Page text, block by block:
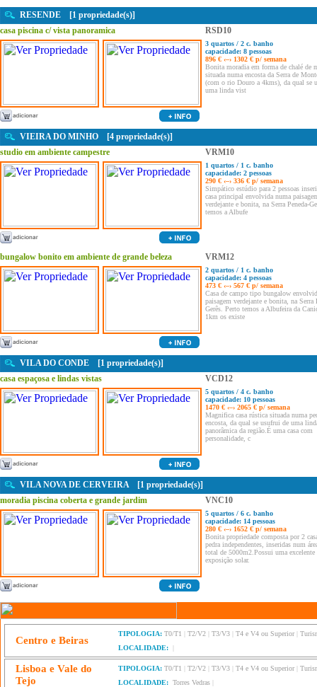
RESENDE [1 propriedade(s)]
casa piscina c/ vista panoramica
RSD10
3 quartos / 2 c. banho
capacidade: 8 pessoas
896 € ‹–› 1302 € p/ semana
Bonita moradia em forma de chalé de
situada numa encosta da Serra de
(com o rio Douro a 4kms), da qual se
uma linda vist
VIEIRA DO MINHO [4 propriedade(s)]
studio em ambiente campestre
VRM10
1 quartos / 1 c. banho
capacidade: 2 pessoas
290 € ‹–› 336 € p/ semana
Simpático estúdio para 2 pessoas
casa principal envolvida numa
verdejante e bonita, na Serra Peneda-
temos a Albufe
bungalow bonito em ambiente de grande beleza VRM12
2 quartos / 1 c. banho
capacidade: 4 pessoas
473 € ‹–› 567 € p/ semana
Casa de campo tipo bungalow
paisagem verdejante e bonita, na Serra
Gerês. Perto temos a Albufeira da
1km os existe
VILA DO CONDE [1 propriedade(s)]
casa espaçosa e lindas vistas
VCD12
5 quartos / 4 c. banho
capacidade: 10 pessoas
1470 € ‹–› 2065 € p/ semana
Magnifica casa rústica situada numa
encosta, da qual se usufrui de uma
panorâmica da região.É uma casa com
personalidade, c
VILA NOVA DE CERVEIRA [1 propriedade(s)]
moradia piscina coberta e grande jardim
VNC10
5 quartos / 6 c. banho
capacidade: 14 pessoas
280 € ‹–› 1652 € p/ semana
Bonita propriedade composta por 2
pedra independentes, inseridas num
total de 5000m2.Possui uma excelente
exposição solar.
Centro e Beiras
TIPOLOGIA: T0/T1 T2/V2 T3/V3 T4 e V4 ou Superior|
LOCALIDADE:
Lisboa e Vale do
Tejo
TIPOLOGIA: T0/T1 T2/V2 T3/V3 T4 e V4 ou Superior|
LOCALIDADE: Torres Vedras